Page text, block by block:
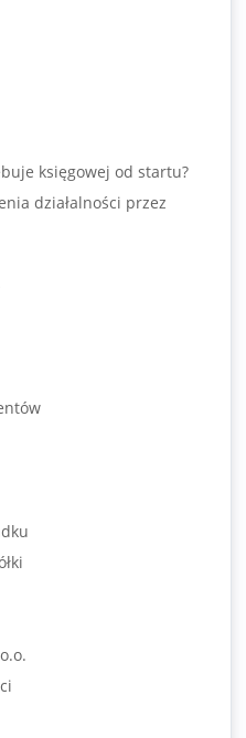
księgowej od startu?
działalności przez